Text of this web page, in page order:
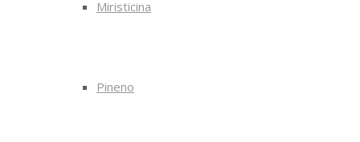
Miristicina
Pineno